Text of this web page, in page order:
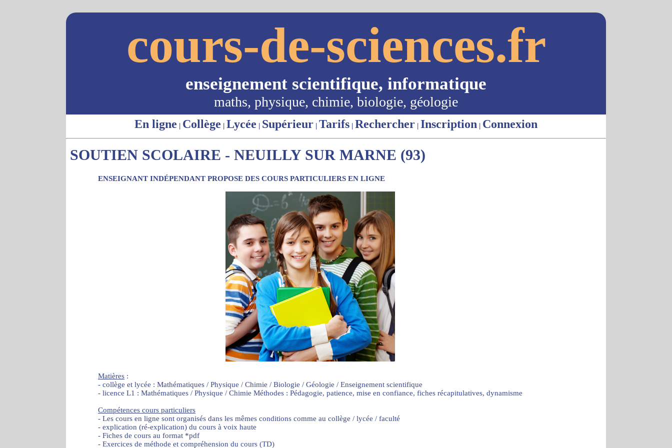
cours-de-sciences.fr
enseignement scientifique, informatique
maths, physique, chimie, biologie, géologie
En ligne | Collège | Lycée | Supérieur | Tarifs | Rechercher | Inscription | Connexion
SOUTIEN SCOLAIRE - NEUILLY SUR MARNE (93)
ENSEIGNANT INDÉPENDANT PROPOSE DES COURS PARTICULIERS EN LIGNE
Matières :
- collège et lycée : Mathématiques / Physique / Chimie / Biologie / Géologie / Enseignement scientifique
- licence L1 : Mathématiques / Physique / Chimie Méthodes : Pédagogie, patience, mise en confiance, fiches récapitulatives, dynamisme
Compétences cours particuliers
- Les cours en ligne sont organisés dans les mêmes conditions comme au collège / lycée / faculté
- explication (ré-explication) du cours à voix haute
- Fiches de cours au format *pdf
- Exercices de méthode et compréhension du cours (TD)